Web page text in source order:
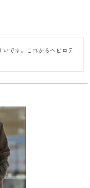
です。これからヘビロテ